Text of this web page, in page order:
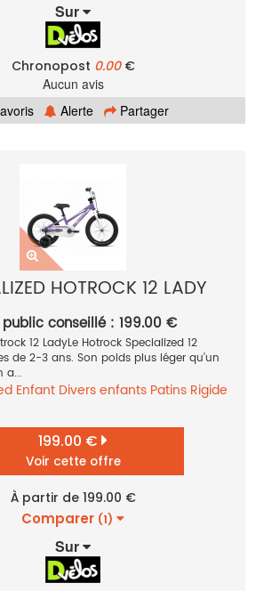
Sur
Chronopost 0.00€
Aucun avis
Alerte Partager
HOTROCK 12 LADY
conseillé : 199.00 €
12 LadyLe Hotrock Specialized 12
de 2-3 ans. Son poids plus léger qu'un
a...
Enfant Divers enfants Patins Rigide
199.00 €
Voir cette offre
À partir de 199.00 €
Comparer (1)
Sur